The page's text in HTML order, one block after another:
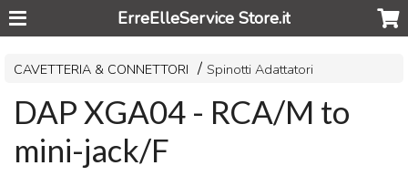
ErreElleService Store.it
CAVETTERIA & CONNETTORI Spinotti Adattatori
DAP XGA04 - RCA/M to
mini-jack/F